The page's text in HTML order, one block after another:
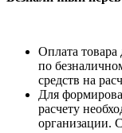
Оплата товара
по
средств на
Для
расчету
организации.